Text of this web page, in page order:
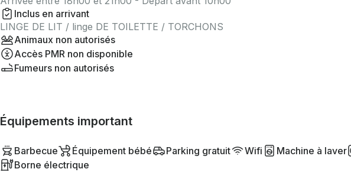
Inclus en arrivant
LINGE DE LIT / linge DE TOILETTE / TORCHONS
Animaux non autorisés
Accès PMR non disponible
Fumeurs non autorisés
Équipements important
Barbecue Équipement bébé Parking gratuit Wifi Machine à laver
Borne électrique